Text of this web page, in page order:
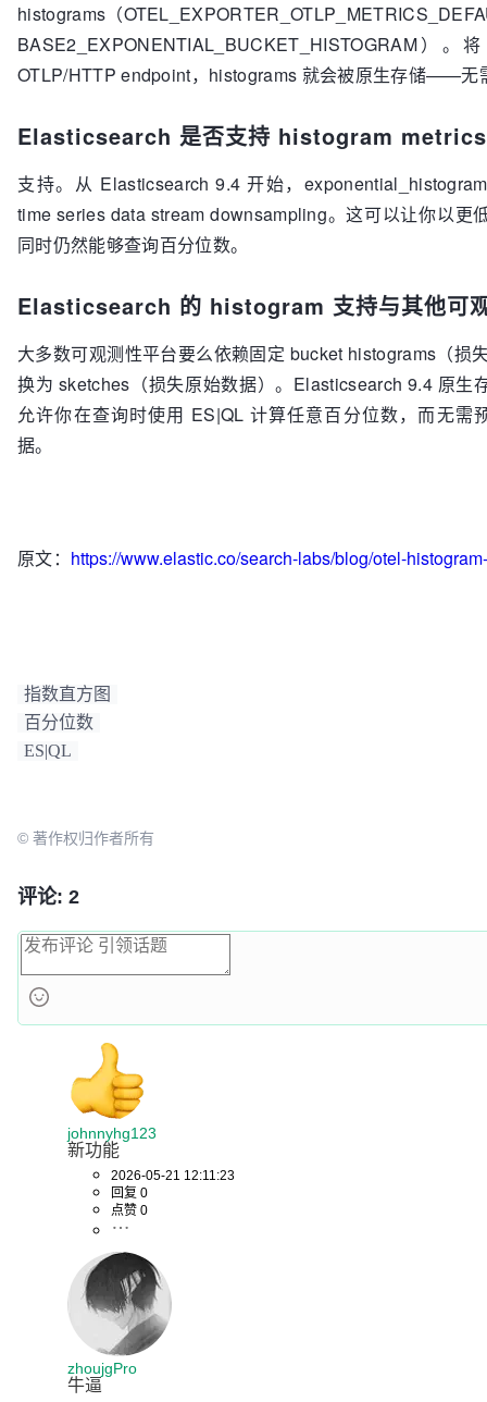
histograms（
BASE2_EXPONENTIAL_BUCKET_HISTOGRAM）。
OTLP/HTTP endpoint，histograms 就会被原生存储——无
Elasticsearch 是否支持 histogram
支持。从 Elasticsearch 9.4 开始，
time series data stream downsampling。这可以让你以更
同时仍然能够查询百分位数。
Elasticsearch 的 histogram 支持与其他可
大多数可观测性平台要么依赖固定 bucket histograms（损
换为 sketches（损失原始数据）。Elasticsearch 9.4 原生
允许你在查询时使用 ES|QL 计算任意百分位数，而无需
据。
原文： https://www.elastic.co/search-labs/blog/otel-
指数直方图
百分位数
ES|QL
© 著作权归作者所有
评论: 2
johnnyhg123
新功能
2026-05-21 12:11:23
回复 0
点赞 0
zhoujgPro
牛逼